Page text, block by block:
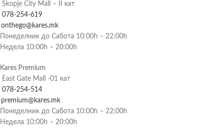
Skopje City Mall – II кат
078-254-619
onthego@kares.mk
Понеделник до Сабота 10:00h – 22:00h
Недела 10:00h – 20:00h
Kares Premium
East Gate Mall -01 кат
078-254-514
premium@kares.mk
Понеделник до Сабота 10:00h – 22:00h
Недела 10:00h – 20:00h